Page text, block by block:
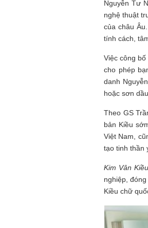
Nguyễn Tư
nghệ thuật
của châu
tính cách,
Việc công
cho phép
danh
hoặc sơn dầu.
Theo GS
bản Kiều
Việt Nam,
tạo tinh thần
Kim Vân Kiều
nghiệp,
Kiều chữ